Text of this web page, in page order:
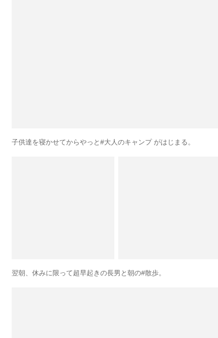
子供達を寝かせてからやっと#大人のキャンプ がはじまる。
翌朝、休みに限って超早起きの長男と朝の#散歩。